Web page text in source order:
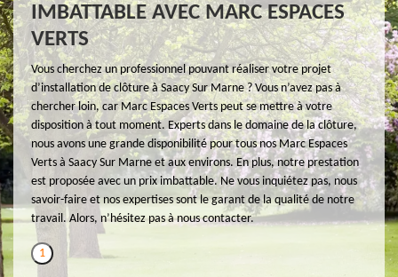
IMBATTABLE AVEC MARC ESPACES
VERTS
Vous cherchez un professionnel pouvant réaliser votre projet
d’installation de clôture à Saacy Sur Marne ? Vous n’avez pas à
chercher loin, car Marc Espaces Verts peut se mettre à votre
disposition à tout moment. Experts dans le domaine de la clôture,
nous avons une grande disponibilité pour tous nos Marc Espaces
Verts à Saacy Sur Marne et aux environs. En plus, notre prestation
est proposée avec un prix imbattable. Ne vous inquiétez pas, nous
savoir-faire et nos expertises sont le garant de la qualité de notre
travail. Alors, n’hésitez pas à nous contacter.
1